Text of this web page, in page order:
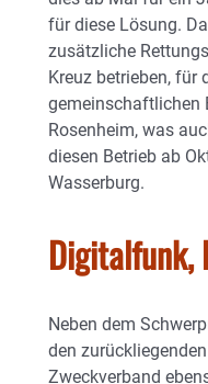
für diese Lösung.
zusätzliche
Kreuz betrieben, für
gemeinschaftlichen
Rosenheim, was
diesen Betrieb ab
Wasserburg.
Digitalfunk,
Neben dem
den
Zweckverband